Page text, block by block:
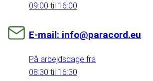
09:00 til 16:00
E-mail: info@paracord.eu
På arbejdsdage fra
08:30 til 16:30